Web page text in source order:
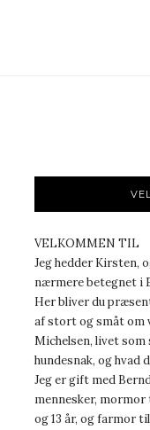
VELKOMMEN TIL
Jeg hedder Kirsten,
nærmere betegnet i
Her bliver du
af stort og småt om
Michelsen, livet som
hundesnak, og hvad
Jeg er gift med
mennesker,
og 13 år, og farmor